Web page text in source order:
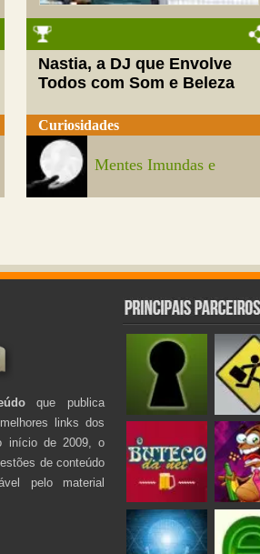
Nastia, a DJ que Envolve
Todos com Som e Beleza
Curiosidades
Mentes Imundas e
que publica
links dos
início de 2009, o
de conteúdo
pelo material